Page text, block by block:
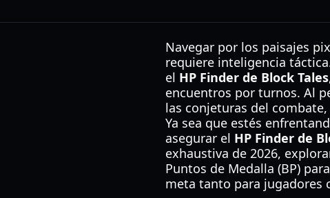
Navegar por los paisajes
requiere inteligencia
el HP Finder de Block Tales
encuentros por turnos. Al
las conjeturas del
Ya sea que estés
asegurar el HP Finder de
exhaustiva de 2026,
Puntos de Medalla (BP)
meta tanto para jugadores